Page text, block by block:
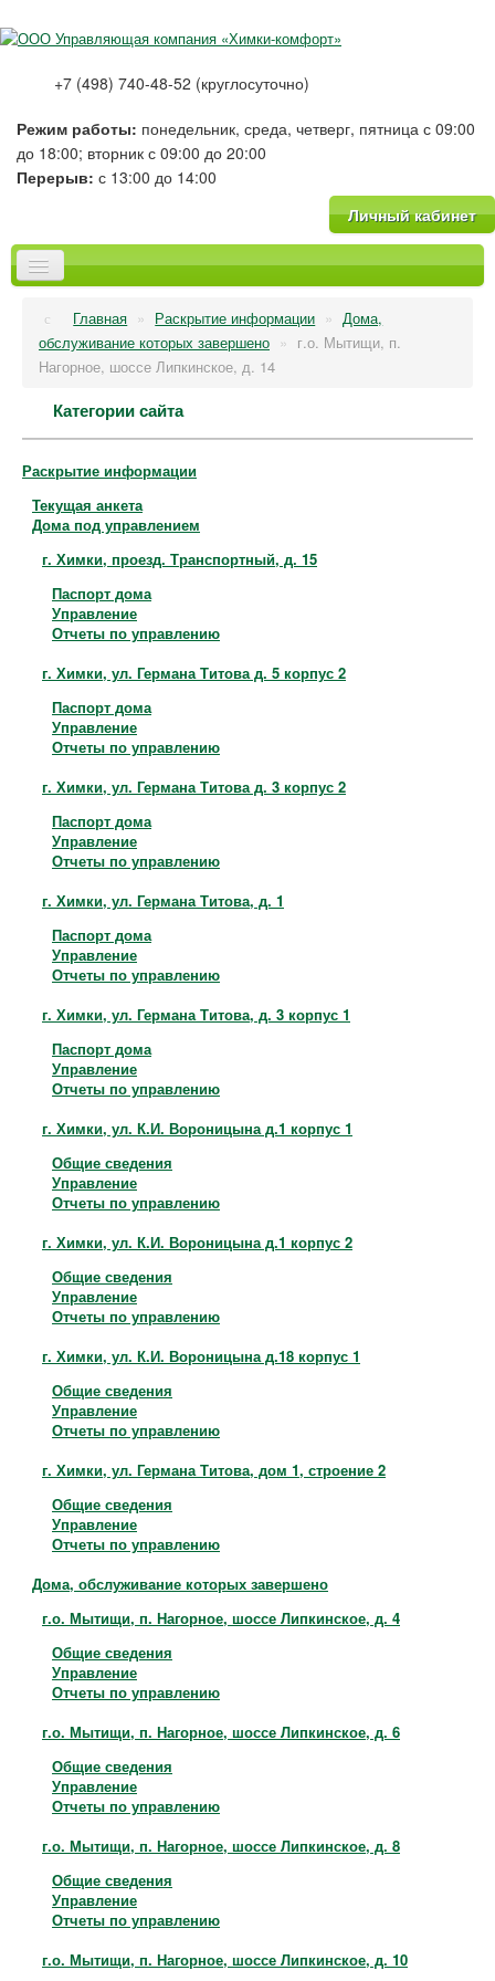
+7 (498) 740-48-52 (круглосуточно)
Режим работы: понедельник, среда, четверг, пятница с 09:00
до 18:00; вторник с 09:00 до 20:00
Перерыв: с 13:00 до 14:00
Личный кабинет
О компании
Новости
Тарифы
Платные услуги
Фотогалерея
Вопрос-Ответ
Главная » Раскрытие информации » Дома,
обслуживание которых завершено » г.о. Мытищи, п.
Нагорное, шоссе Липкинское, д. 14
Категории сайта
Раскрытие информации
Текущая анкета
Дома под управлением
г. Химки, проезд. Транспортный, д. 15
Паспорт дома
Управление
Отчеты по управлению
г. Химки, ул. Германа Титова д. 5 корпус 2
Паспорт дома
Управление
Отчеты по управлению
г. Химки, ул. Германа Титова д. 3 корпус 2
Паспорт дома
Управление
Отчеты по управлению
г. Химки, ул. Германа Титова, д. 1
Паспорт дома
Управление
Отчеты по управлению
г. Химки, ул. Германа Титова, д. 3 корпус 1
Паспорт дома
Управление
Отчеты по управлению
г. Химки, ул. К.И. Вороницына д.1 корпус 1
Общие сведения
Управление
Отчеты по управлению
г. Химки, ул. К.И. Вороницына д.1 корпус 2
Общие сведения
Управление
Отчеты по управлению
г. Химки, ул. К.И. Вороницына д.18 корпус 1
Общие сведения
Управление
Отчеты по управлению
г. Химки, ул. Германа Титова, дом 1, строение 2
Общие сведения
Управление
Отчеты по управлению
Дома, обслуживание которых завершено
г.о. Мытищи, п. Нагорное, шоссе Липкинское, д. 4
Общие сведения
Управление
Отчеты по управлению
г.о. Мытищи, п. Нагорное, шоссе Липкинское, д. 6
Общие сведения
Управление
Отчеты по управлению
г.о. Мытищи, п. Нагорное, шоссе Липкинское, д. 8
Общие сведения
Управление
Отчеты по управлению
г.о. Мытищи, п. Нагорное, шоссе Липкинское, д. 10